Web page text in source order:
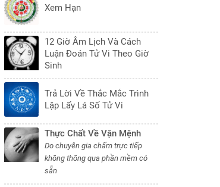
Xem Hạn
12 Giờ Âm Lịch Và Cách
Luận Đoán Tử Vi Theo Giờ
Sinh
Trả Lời Về Thắc Mắc Trình
Lập Lấy Lá Số Tử Vi
Thực Chất Về Vận Mệnh
Do chuyên gia chấm trực tiếp
không thông qua phần mềm có
sẵn